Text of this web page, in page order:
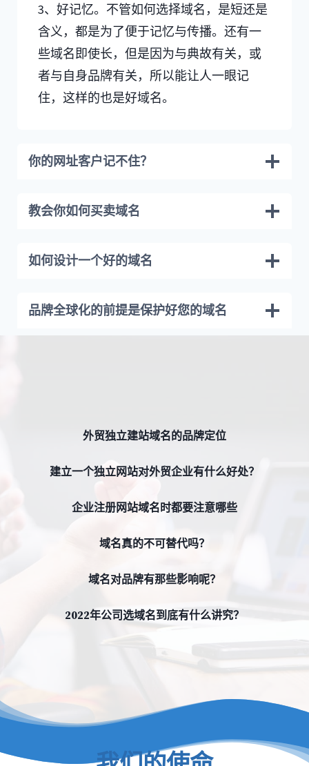
3、好记忆。不管如何选择域名，是短还是
含义，都是为了便于记忆与传播。还有一
些域名即使长，但是因为与典故有关，或
者与自身品牌有关，所以能让人一眼记
住，这样的也是好域名。
你的网址客户记不住？
教会你如何买卖域名
如何设计一个好的域名
品牌全球化的前提是保护好您的域名
外贸独立建站域名的品牌定位
建立一个独立网站对外贸企业有什么好处？
企业注册网站域名时都要注意哪些
域名真的不可替代吗？
域名对品牌有那些影响呢？
2022年公司选域名到底有什么讲究？